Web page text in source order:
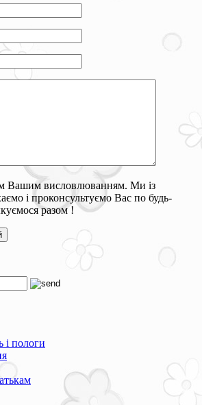
Вашим висловлюванням. Ми із
і проконсультуємо Вас по будь-
разом !
і пологи